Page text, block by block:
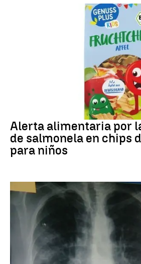
Alerta alimentaria por
de salmonela en chips
para niños